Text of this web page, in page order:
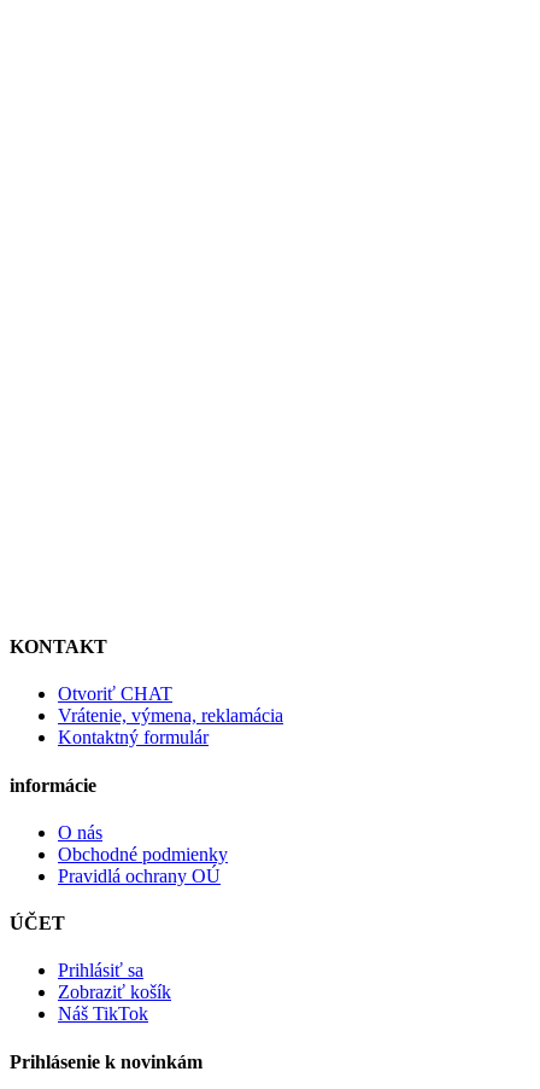
KONTAKT
Otvoriť CHAT
Vrátenie, výmena, reklamácia
Kontaktný formulár
informácie
O nás
Obchodné podmienky
Pravidlá ochrany OÚ
ÚČET
Prihlásiť sa
Zobraziť košík
Náš TikTok
Prihlásenie k novinkám